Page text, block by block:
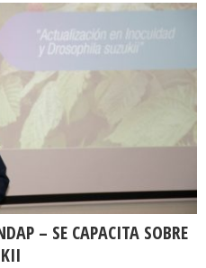
– SE CAPACITA SOBRE